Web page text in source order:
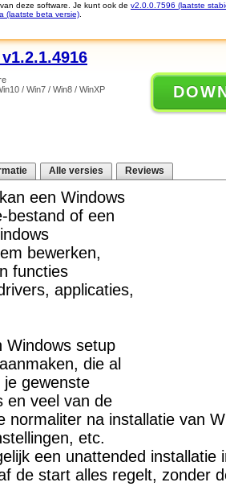
deze software. Je kunt ook de v2.0.0.7596 (laatste
(laatste beta versie)
/ Win7 / Win8 / WinXP
Alle versies Reviews
een Windows
bestand of een
bewerken,
functies
applicaties,
Windows setup
die al
je gewenste
en veel van de
normaliter na installatie van
etc.
een unattended installatie
de start alles regelt, zonder